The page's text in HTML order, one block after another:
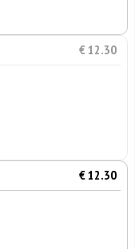
€ 12.30
€ 12.30